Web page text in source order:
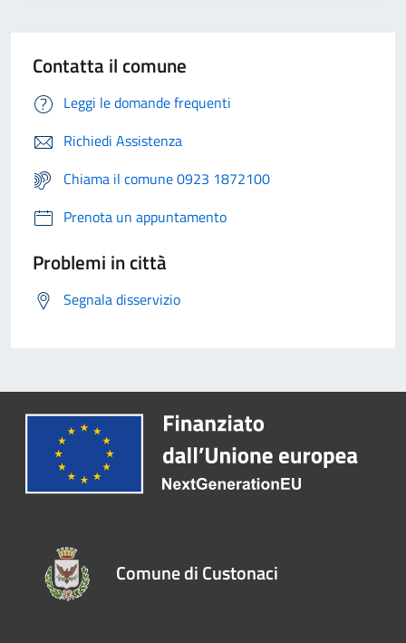
Contatta il comune
Leggi le domande frequenti
Richiedi Assistenza
Chiama il comune 0923 1872100
Prenota un appuntamento
Problemi in città
Segnala disservizio
Comune di Custonaci